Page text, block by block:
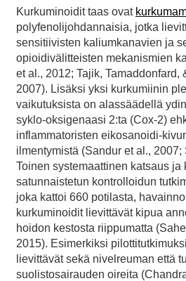
Kurkuminoidit taas ovat
polyfenolijohdannaisia, jotka
sensitiivisten kaliumkanavien ja
opioidivälitteisten mekanismien
et al., 2012; Tajik, Tamaddonfard,
2007). Lisäksi yksi kurkumiinin
vaikutuksista on alassäädellä
syklo-oksigenaasi 2:ta (Cox-2)
inflammatoristen eikosanoidi-
ilmentymistä (Sandur et al., 2007;
Toinen systemaattinen katsaus ja
satunnaistetun kontrolloidun
joka kattoi 660 potilasta,
kurkuminoidit lievittävät kipua
hoidon kestosta riippumatta
2015). Esimerkiksi
lievittävät sekä nivelreuman että
suolistosairauden oireita